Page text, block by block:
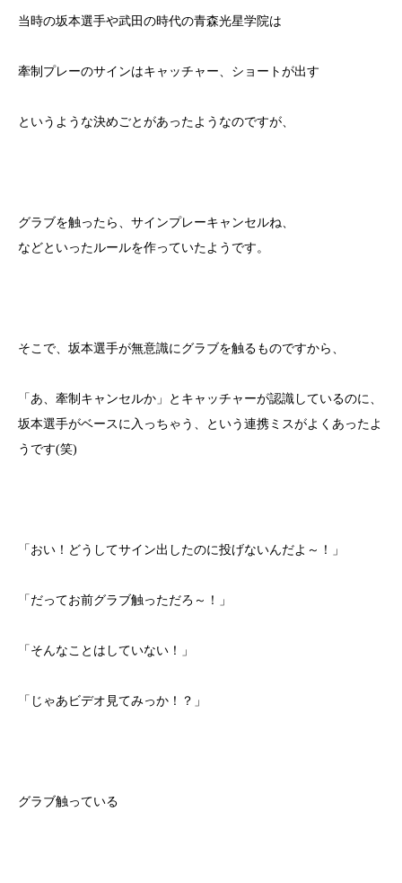
当時の坂本選手や武田の時代の青森光星学院は
牽制プレーのサインはキャッチャー、ショートが出す
というような決めごとがあったようなのですが、
グラブを触ったら、サインプレーキャンセルね、
などといったルールを作っていたようです。
そこで、坂本選手が無意識にグラブを触るものですから、
「あ、牽制キャンセルか」とキャッチャーが認識しているのに、
坂本選手がベースに入っちゃう、という連携ミスがよくあったよ
うです(笑)
「おい！どうしてサイン出したのに投げないんだよ～！」
「だってお前グラブ触っただろ～！」
「そんなことはしていない！」
「じゃあビデオ見てみっか！？」
グラブ触っている